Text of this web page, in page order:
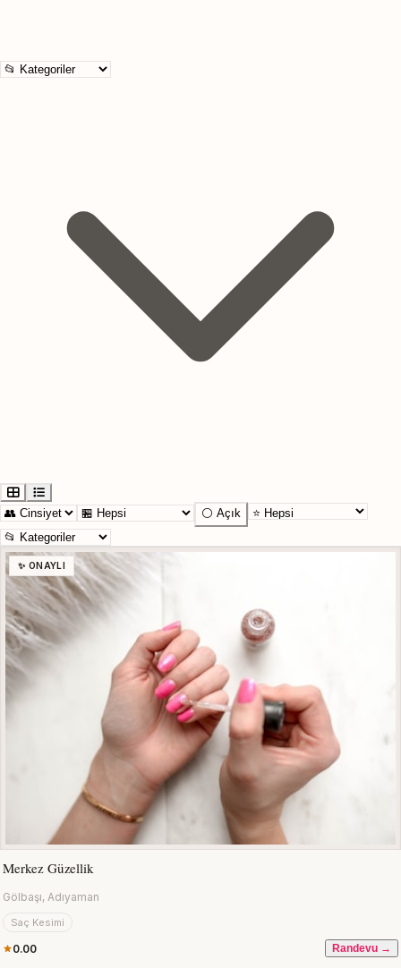
⚪ Açık
✨ ONAYLI
Merkez Güzellik
Gölbaşı, Adıyaman
Saç Kesimi
0.00 Randevu →